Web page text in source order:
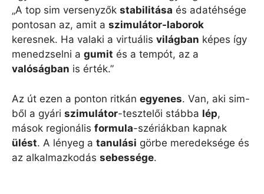
„A top sim versenyzők stabilitása és adatéhsége
pontosan az, amit a szimulátor-laborok
keresnek. Ha valaki a virtuális világban képes így
menedzselni a gumit és a tempót, az a
valóságban is érték.”
Az út ezen a ponton ritkán egyenes. Van, aki sim-
ből a gyári szimulátor-tesztelői stábba lép,
mások regionális formula-szériákban kapnak
ülést. A lényeg a tanulási görbe meredeksége és
az alkalmazkodás sebessége.